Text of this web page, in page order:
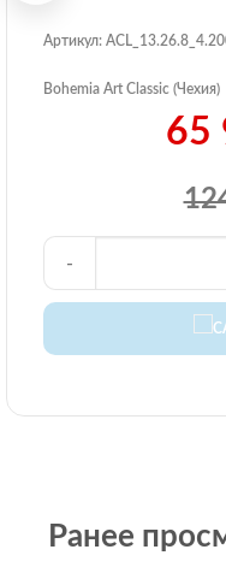
Артикул:
Bohemia Art Classic (Чехия)
65
-
Ранее